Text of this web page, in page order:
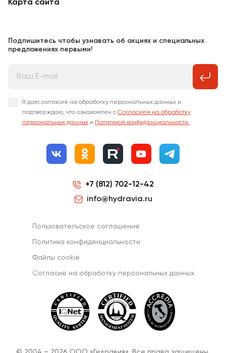
Карта сайта
Подпишитесь чтобы узнавать об акциях и специальных
предложениях первыми!
Я даю согласие на обработку персональных данных и
подтверждаю, что ознакомлен с Согласием на обработку
персональных данных и Политикой конфиденциальности.
+7 (812) 702-12-42
info@hydravia.ru
Пользовательское соглашение
Политика конфиденциальности
Файлы cookie
Согласиe на обработку персональных данных